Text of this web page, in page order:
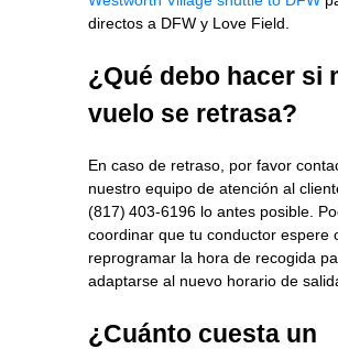
directos a DFW y Love Field.
¿Qué debo hacer si
vuelo se retrasa?
En caso de retraso, por favor
nuestro equipo de atención al
(817) 403‑6196 lo antes posible.
coordinar que tu conductor espere
reprogramar la hora de recogida
adaptarse al nuevo horario de
¿Cuánto cuesta un